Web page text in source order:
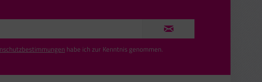
habe ich zur Kenntnis genommen.